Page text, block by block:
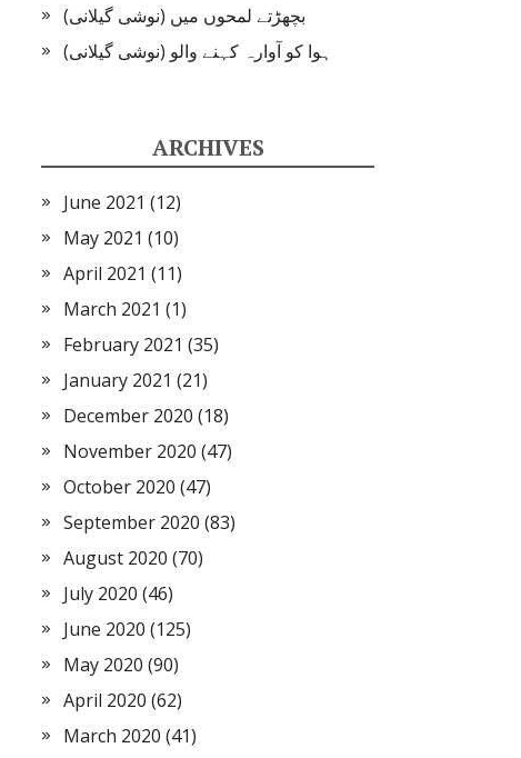
بچھڑتے لمحوں میں (نوشی گیلانی)
ہوا کو آوارہ کہنے والو (نوشی گیلانی)
ARCHIVES
June 2021 (12)
May 2021 (10)
April 2021 (11)
March 2021 (1)
February 2021 (35)
January 2021 (21)
December 2020 (18)
November 2020 (47)
October 2020 (47)
September 2020 (83)
August 2020 (70)
July 2020 (46)
June 2020 (125)
May 2020 (90)
April 2020 (62)
March 2020 (41)